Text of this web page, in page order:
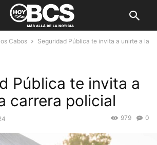
Cabos
Seguridad Pública te invita a unirte a la
Pública te invita a
carrera policial
0
979